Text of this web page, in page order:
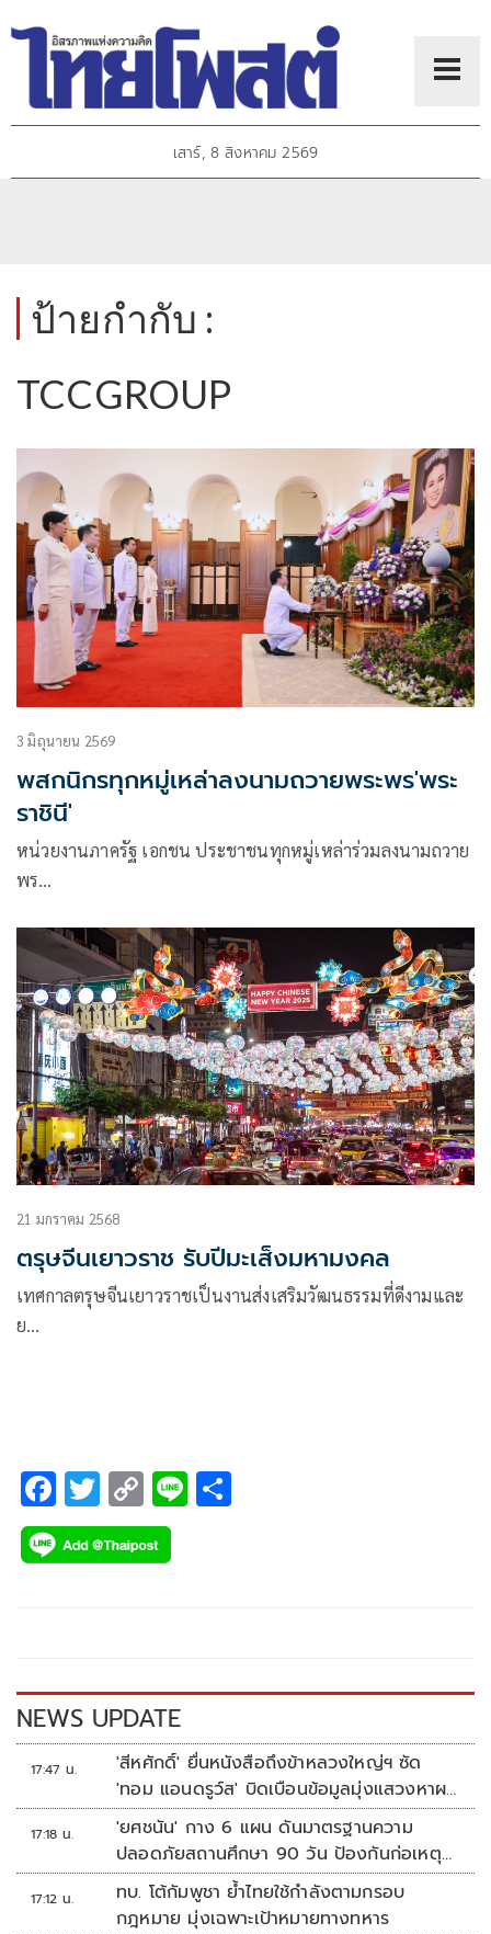
เสาร์, 8 สิงหาคม 2569
ป้ายกำกับ :
TCCGROUP
3 มิถุนายน 2569
พสกนิกรทุกหมู่เหล่าลงนามถวายพระพร'พระ
ราชินี'
หน่วยงานภาครัฐ เอกชน ประชาชนทุกหมู่เหล่าร่วมลงนามถวาย
พร…
21 มกราคม 2568
ตรุษจีนเยาวราช รับปีมะเส็งมหามงคล
เทศกาลตรุษจีนเยาวราชเป็นงานส่งเสริมวัฒนธรรมที่ดีงามและ
ย…
F
ac
e
k
T
wi
tt
C
o
p
k
Li
NEWS UPDATE
17:47 น.
'สีหศักดิ์' ยื่นหนังสือถึงข้าหลวงใหญ่ฯ ซัด
'ทอม แอนดรูว์ส' บิดเบือนข้อมูลมุ่งแสวงหาผล
ประโยชน์ทางการเมือง
17:18 น.
'ยศชนัน' กาง 6 แผน ดันมาตรฐานความ
ปลอดภัยสถานศึกษา 90 วัน ป้องกันก่อเหตุ
รุนแรง
17:12 น.
ทบ. โต้กัมพูชา ย้ำไทยใช้กำลังตามกรอบ
กฎหมาย มุ่งเฉพาะเป้าหมายทางทหาร